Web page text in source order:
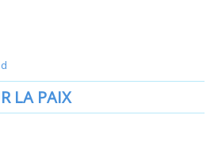
LA PAIX